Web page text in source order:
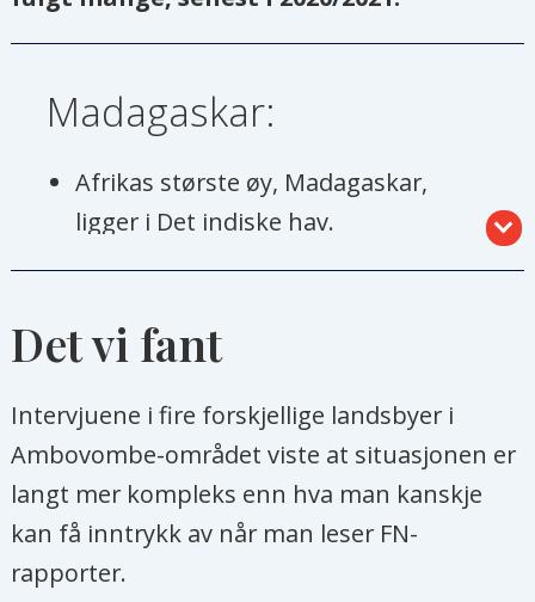
Madagaskar:
Afrikas største øy, Madagaskar,
ligger i Det indiske hav.
drevet på øya, blant annet gjennom
Det Norske Misjonsselskap (NMS).
Store deler av Madagaskars
befolkning lever i ekstrem
fattigdom. Mer enn 90 prosent av
landets 28 millioner innbyggere
lever på mindre enn 1,9 dollar
Det vi fant
Intervjuene i fire forskjellige landsbyer i
Ambovombe-området viste at situasjonen er
langt mer kompleks enn hva man kanskje
kan få inntrykk av når man leser FN-
rapporter.